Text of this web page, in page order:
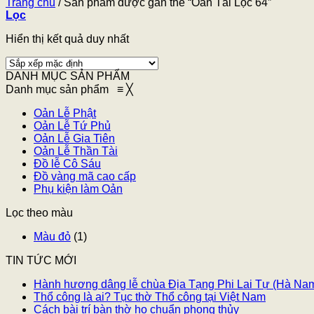
Trang chủ / Sản phẩm được gắn thẻ “Oản Tài Lộc 64”
Lọc
Hiển thị kết quả duy nhất
DANH MỤC SẢN PHẨM
Danh mục sản phẩm ≡ ╳
Oản Lễ Phật
Oản Lễ Tứ Phủ
Oản Lễ Gia Tiên
Oản Lễ Thần Tài
Đồ lễ Cô Sáu
Đồ vàng mã cao cấp
Phụ kiện làm Oản
Lọc theo màu
Màu đỏ (1)
TIN TỨC MỚI
Hành hương dâng lễ chùa Địa Tạng Phi Lai Tự (Hà
Thổ công là ai? Tục thờ Thổ công tại Việt Nam
Cách bài trí bàn thờ họ chuẩn phong thủy